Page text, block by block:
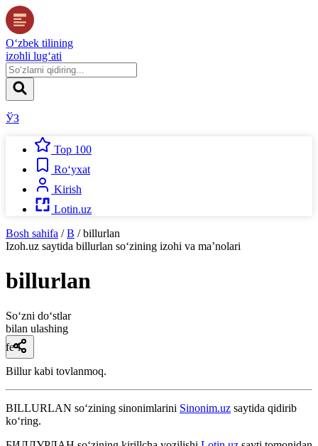
O‘zbek tilining
izohli lug‘ati
ЎЗ
Top 100
Ro‘yxat
Kirish
Lotin.uz
Bosh sahifa / B / billurlan
Izoh.uz saytida billurlan so‘zining izohi va ma’nolari
billurlan
So‘zni do‘stlar
bilan ulashing
fe’l
Billur kabi tovlanmoq.
BILLURLAN so‘zining sinonimlarini Sinonim.uz saytida qidirib
ko‘ring.